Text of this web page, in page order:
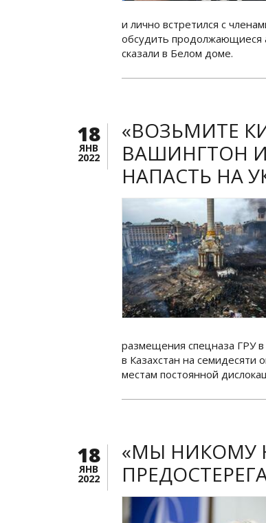
и лично встретился с
обсудить продолжающиеся
сказали в Белом доме.
18
ЯНВ
2022
«ВОЗЬМИТЕ
ВАШИНГТОН
НАПАСТЬ НА
размещения спецназа ГРУ
в Казахстан на семидесяти
местам постоянной
18
ЯНВ
2022
«МЫ НИКОМУ